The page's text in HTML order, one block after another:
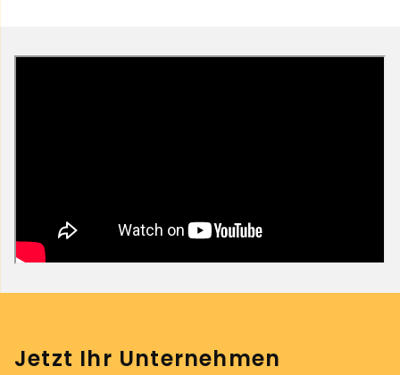
Jetzt Ihr Unternehmen